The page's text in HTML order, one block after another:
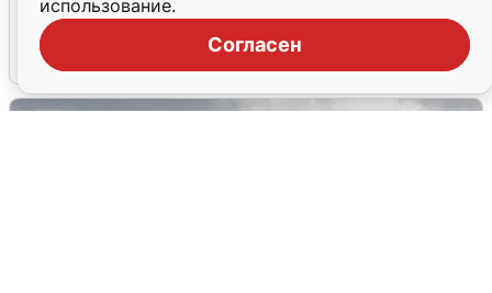
использование.
Согласен
вернут воду
8 августа